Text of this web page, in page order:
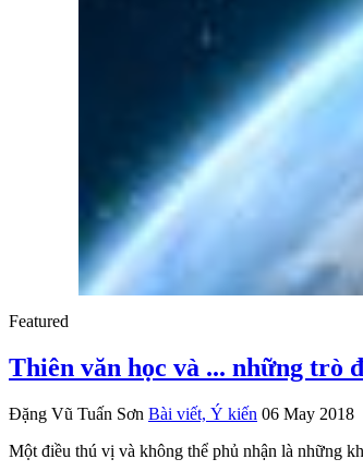
Featured
Thiên văn học và ... những trò
Đặng Vũ Tuấn Sơn Bài viết, Ý kiến 06 May 2018
Một điều thú vị và không thể phủ nhận là những